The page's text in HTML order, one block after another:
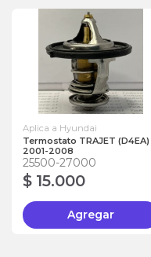
Aplica a Hyundai
Termostato TRAJET (D4EA)
2001-2008
25500-27000
$ 15.000
Agregar